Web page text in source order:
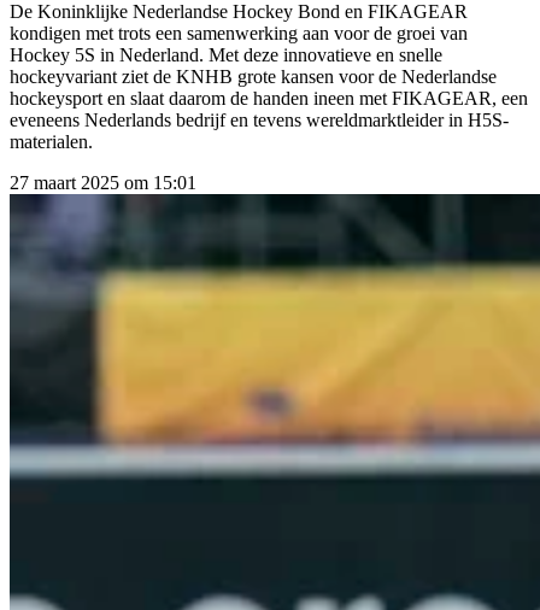
De Koninklijke Nederlandse Hockey Bond en FIKAGEAR
kondigen met trots een samenwerking aan voor de groei van
Hockey 5S in Nederland. Met deze innovatieve en snelle
hockeyvariant ziet de KNHB grote kansen voor de Nederlandse
hockeysport en slaat daarom de handen ineen met FIKAGEAR, een
eveneens Nederlands bedrijf en tevens wereldmarktleider in H5S-
materialen.
27 maart 2025 om 15:01